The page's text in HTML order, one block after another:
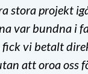
stora projekt
var bundna i
fick vi betalt
att oroa oss